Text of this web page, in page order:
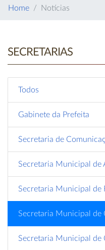
Home Notícias
SECRETARIAS
Todos
Gabinete da Prefeita
Secretaria de
Secretaria Municipal de
Secretaria Municipal de
Secretaria Municipal de
Secretaria Municipal de